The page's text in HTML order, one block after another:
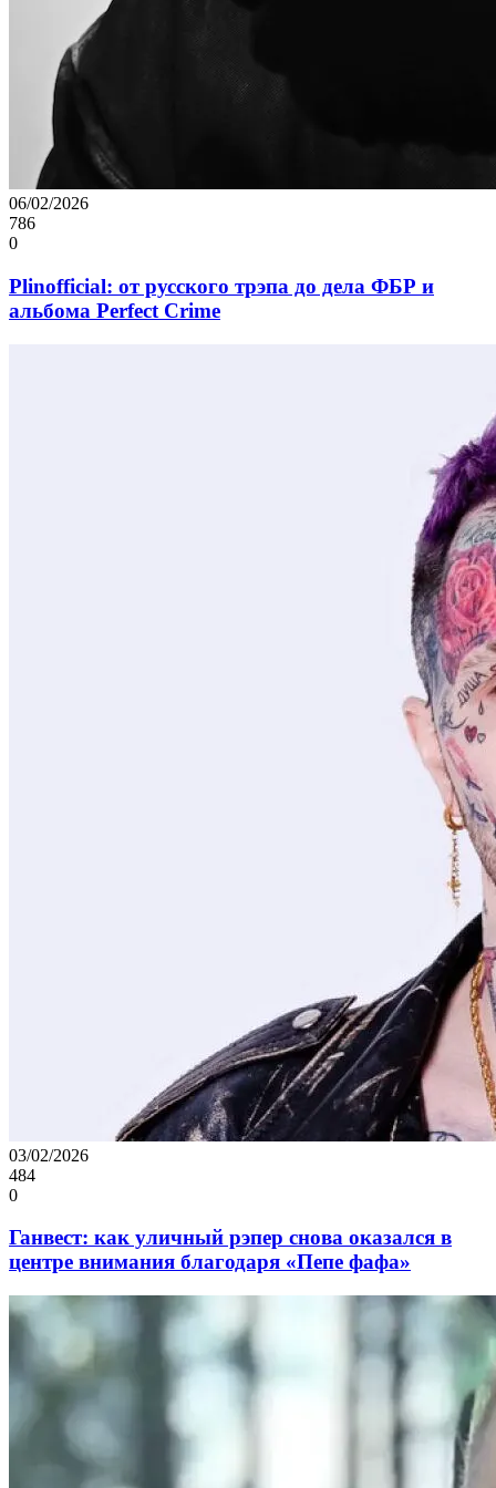
06/02/2026
786
0
Plinofficial: от русского трэпа до дела ФБР и
альбома Perfect Crime
03/02/2026
484
0
Ганвест: как уличный рэпер снова оказался в
центре внимания благодаря «Пепе фафа»